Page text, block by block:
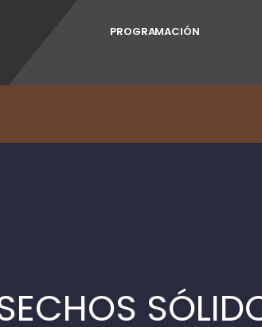
PROGRAMACIÓN